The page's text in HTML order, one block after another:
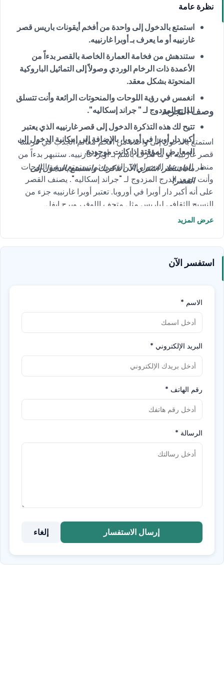
نظرة عامة
استمتع بالدخول إلى واحدة من أفخم أيقونات باريس قصر
غارنييه أو ما يعرف بـ أوبرا غارنييه.
ستندهش من فخامة العمارة الخاصة بالقصر بدءاً من
الأعمدة ذات الرخام الوردي وصولاً إلى التماثيل الباروكية
المنحوتة بشكل معقد.
انغمس في رؤية اللوحات والمنحوتات الرائعة وأنت تتسلق
الدرج المزدوج لـ " جراند إسكاليه".
تتيح لك هذه التذكرة الدخول إلى قصر غارنييه الذي يعتبر
أكبر دار أوبرا في أوروبا، بالإضافة إلى إمكانية الدخول إلى
المعارض المؤقتة إذا كانت موجودة.
ماذا تنتظر، اشتري الآن تذكرتك واستمتع بالدخول إلى
القصر!
وصف التجربة
استمتع بالدخول إلى واحدة من أفخم معالم الجذب في فرنسا
قصر غارنييه أو ما تعرف باسم بـ أوبرا غارنييه. ستنبهر بدءاً من
منظر البهو عند الدخول إلى القصر، ثم تستمتع برؤية اللوحات
وأنت تصعد الدرج المزدوج لـ "جراند إسكاليه". يصنف القصر
على أنه أكبر دار أوبرا في أوروبا. تعتبر أوبرا غارنييه جزء من
النسيج الثقافي لباريس مثل متحف اللوفر، وبرج إيفل.
عرض المزيد
استفسر الآن
الاسم *
البريد الإلكتروني *
رقم الهاتف *
الرسالة *
إرسال الاستفسار إلغاء